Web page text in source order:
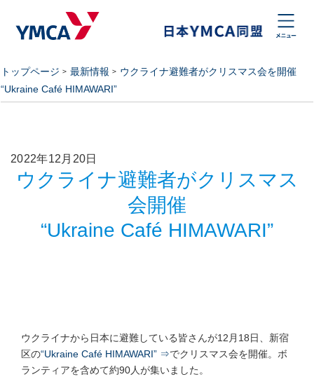
トップページ 最新情報
ウクライナ避難者がクリスマス会を開催
“Ukraine Café HIMAWARI”
2022年12月20日
ウクライナ避難者がクリスマス
会開催
“Ukraine Café HIMAWARI”
ウクライナから日本に避難している皆さんが12月18日、新宿
区の“Ukraine Café HIMAWARI” ⇒でクリスマス会を開催。ボ
ランティアを含めて約90人が集いました。